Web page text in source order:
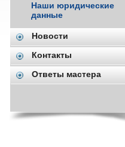
Наши юридические
данные
Новости
Контакты
Ответы мастера